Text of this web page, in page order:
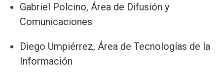
Gabriel Polcino, Área de Difusión y
Comunicaciones
Diego Umpiérrez, Área de Tecnologías de la
Información